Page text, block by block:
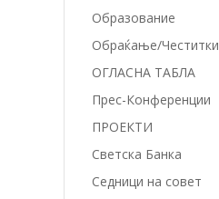
Образование
Обраќање/Честитки
ОГЛАСНА ТАБЛА
Прес-Конференции
ПРОЕКТИ
Светска Банка
Седници на совет